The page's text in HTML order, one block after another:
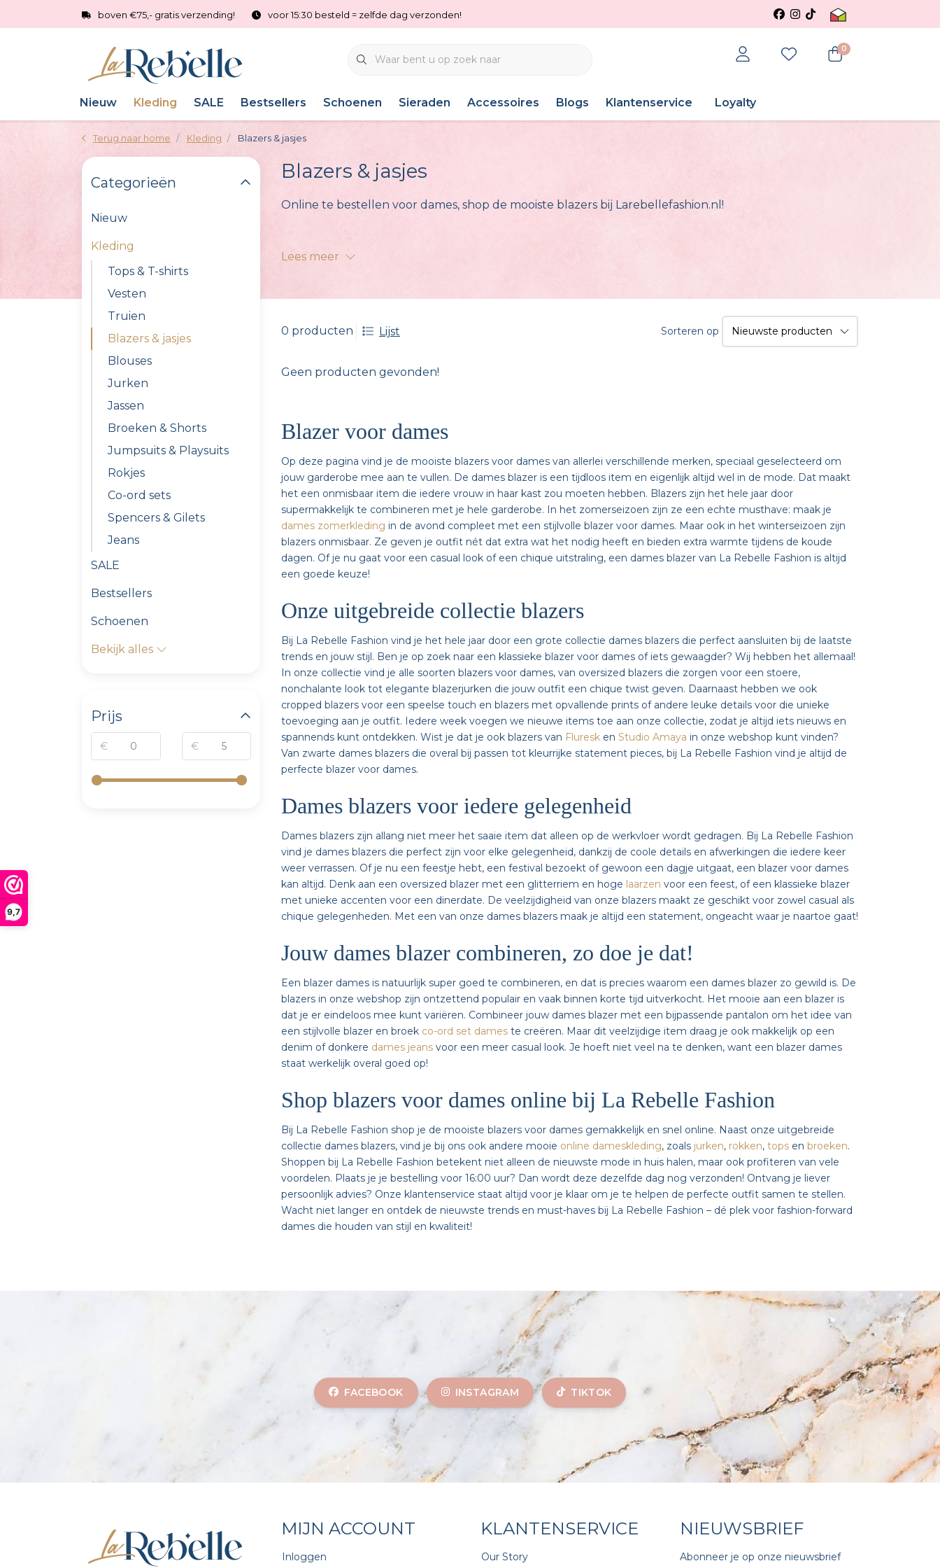
9,7
boven €75,- gratis verzending! voor 15:30 besteld = zelfde dag verzonden!
0
Nieuw Kleding SALE Bestsellers Schoenen Sieraden Accessoires Blogs Klantenservice Loyalty
Terug naar home Kleding Blazers & jasjes
Blazers & jasjes
Online te bestellen voor dames, shop de mooiste blazers bij Larebellefashion.nl!
Lees meer
0 producten Lijst Sorteren op
Geen producten gevonden!
Blazer voor dames
Op deze pagina vind je de mooiste blazers voor dames van allerlei verschillende merken, speciaal geselecteerd om
jouw garderobe mee aan te vullen. De dames blazer is een tijdloos item en eigenlijk altijd wel in de mode. Dat maakt
het een onmisbaar item die iedere vrouw in haar kast zou moeten hebben. Blazers zijn het hele jaar door
supermakkelijk te combineren met je hele garderobe. In het zomerseizoen zijn ze een echte musthave: maak je
dames zomerkleding in de avond compleet met een stijlvolle blazer voor dames. Maar ook in het winterseizoen zijn
blazers onmisbaar. Ze geven je outfit nét dat extra wat het nodig heeft en bieden extra warmte tijdens de koude
dagen. Of je nu gaat voor een casual look of een chique uitstraling, een dames blazer van La Rebelle Fashion is altijd
een goede keuze!
Onze uitgebreide collectie blazers
Bij La Rebelle Fashion vind je het hele jaar door een grote collectie dames blazers die perfect aansluiten bij de laatste
trends en jouw stijl. Ben je op zoek naar een klassieke blazer voor dames of iets gewaagder? Wij hebben het allemaal!
In onze collectie vind je alle soorten blazers voor dames, van oversized blazers die zorgen voor een stoere,
nonchalante look tot elegante blazerjurken die jouw outfit een chique twist geven. Daarnaast hebben we ook
cropped blazers voor een speelse touch en blazers met opvallende prints of andere leuke details voor die unieke
toevoeging aan je outfit. Iedere week voegen we nieuwe items toe aan onze collectie, zodat je altijd iets nieuws en
spannends kunt ontdekken. Wist je dat je ook blazers van Fluresk en Studio Amaya in onze webshop kunt vinden?
Van zwarte dames blazers die overal bij passen tot kleurrijke statement pieces, bij La Rebelle Fashion vind je altijd de
perfecte blazer voor dames.
Dames blazers voor iedere gelegenheid
Dames blazers zijn allang niet meer het saaie item dat alleen op de werkvloer wordt gedragen. Bij La Rebelle Fashion
vind je dames blazers die perfect zijn voor elke gelegenheid, dankzij de coole details en afwerkingen die iedere keer
weer verrassen. Of je nu een feestje hebt, een festival bezoekt of gewoon een dagje uitgaat, een blazer voor dames
kan altijd. Denk aan een oversized blazer met een glitterriem en hoge laarzen voor een feest, of een klassieke blazer
met unieke accenten voor een dinerdate. De veelzijdigheid van onze blazers maakt ze geschikt voor zowel casual als
chique gelegenheden. Met een van onze dames blazers maak je altijd een statement, ongeacht waar je naartoe gaat!
Jouw dames blazer combineren, zo doe je dat!
Een blazer dames is natuurlijk super goed te combineren, en dat is precies waarom een dames blazer zo gewild is. De
blazers in onze webshop zijn ontzettend populair en vaak binnen korte tijd uitverkocht. Het mooie aan een blazer is
dat je er eindeloos mee kunt variëren. Combineer jouw dames blazer met een bijpassende pantalon om het idee van
een stijlvolle blazer en broek co-ord set dames te creëren. Maar dit veelzijdige item draag je ook makkelijk op een
denim of donkere dames jeans voor een meer casual look. Je hoeft niet veel na te denken, want een blazer dames
staat werkelijk overal goed op!
Shop blazers voor dames online bij La Rebelle Fashion
Bij La Rebelle Fashion shop je de mooiste blazers voor dames gemakkelijk en snel online. Naast onze uitgebreide
collectie dames blazers, vind je bij ons ook andere mooie online dameskleding, zoals jurken, rokken, tops en broeken.
Shoppen bij La Rebelle Fashion betekent niet alleen de nieuwste mode in huis halen, maar ook profiteren van vele
voordelen. Plaats je je bestelling voor 16:00 uur? Dan wordt deze dezelfde dag nog verzonden! Ontvang je liever
persoonlijk advies? Onze klantenservice staat altijd voor je klaar om je te helpen de perfecte outfit samen te stellen.
Wacht niet langer en ontdek de nieuwste trends en must-haves bij La Rebelle Fashion – dé plek voor fashion-forward
dames die houden van stijl en kwaliteit!
Categorieën
Nieuw
Kleding
Tops & T-shirts
Vesten
Truien
Blazers & jasjes
Blouses
Jurken
Jassen
Broeken & Shorts
Jumpsuits & Playsuits
Rokjes
Co-ord sets
Spencers & Gilets
Jeans
SALE
Bestsellers
Schoenen
Bekijk alles
Prijs
€ €
FACEBOOK INSTAGRAM TIKTOK
MIJN ACCOUNT
Inloggen
KLANTENSERVICE
Our Story
NIEUWSBRIEF
Abonneer je op onze nieuwsbrief